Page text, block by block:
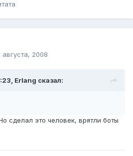
августа, 2008
Erlang сказал:
сделал это человек, врятли боты